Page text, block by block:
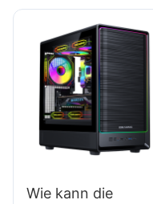
Wie kann die